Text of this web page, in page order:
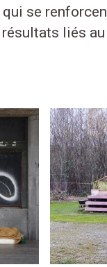
se
liés